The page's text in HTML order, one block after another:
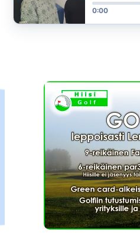
0:00